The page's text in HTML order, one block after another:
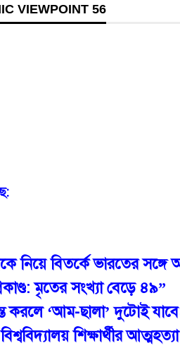
VIEWPOINT 56
নিয়ে বিতর্কে ভারতের সঙ্গে
মৃতের সংখ্যা বেড়ে ৪৯”
করলে ‘আম-ছালা’ দুটোই যাবেঃ
শিক্ষার্থীর